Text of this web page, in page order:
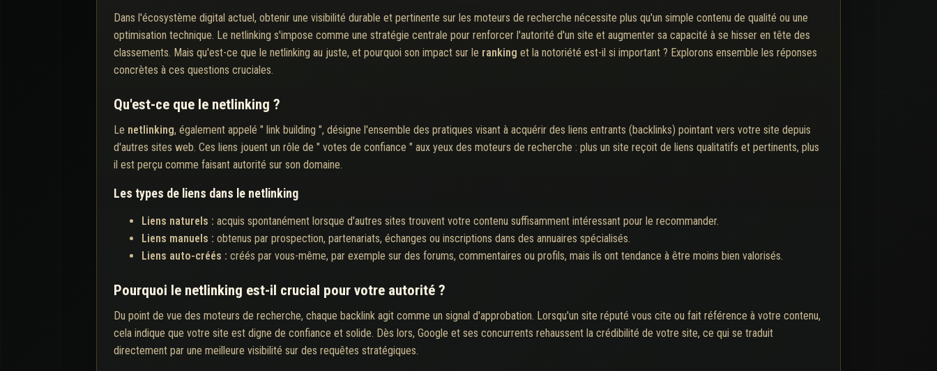
Dans l'écosystème digital actuel, obtenir une visibilité durable et pertinente sur les moteurs de recherche nécessite plus qu'un simple contenu de qualité ou une
optimisation technique. Le netlinking s'impose comme une stratégie centrale pour renforcer l'autorité d'un site et augmenter sa capacité à se hisser en tête des
classements. Mais qu'est-ce que le netlinking au juste, et pourquoi son impact sur le ranking et la notoriété est-il si important ? Explorons ensemble les réponses
concrètes à ces questions cruciales.
Qu'est-ce que le netlinking ?
Le netlinking, également appelé " link building ", désigne l'ensemble des pratiques visant à acquérir des liens entrants (backlinks) pointant vers votre site depuis
d'autres sites web. Ces liens jouent un rôle de " votes de confiance " aux yeux des moteurs de recherche : plus un site reçoit de liens qualitatifs et pertinents, plus
il est perçu comme faisant autorité sur son domaine.
Les types de liens dans le netlinking
Liens naturels : acquis spontanément lorsque d'autres sites trouvent votre contenu suffisamment intéressant pour le recommander.
Liens manuels : obtenus par prospection, partenariats, échanges ou inscriptions dans des annuaires spécialisés.
Liens auto-créés : créés par vous-même, par exemple sur des forums, commentaires ou profils, mais ils ont tendance à être moins bien valorisés.
Pourquoi le netlinking est-il crucial pour votre autorité ?
Du point de vue des moteurs de recherche, chaque backlink agit comme un signal d'approbation. Lorsqu'un site réputé vous cite ou fait référence à votre contenu,
cela indique que votre site est digne de confiance et solide. Dès lors, Google et ses concurrents rehaussent la crédibilité de votre site, ce qui se traduit
directement par une meilleure visibilité sur des requêtes stratégiques.